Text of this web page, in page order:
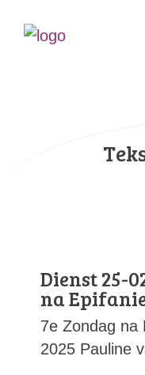
Dienst 25-
na
7e Zondag na
2025 Pauline